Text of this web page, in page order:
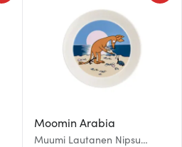
Moomin Arabia
Muumi Lautanen Nipsu